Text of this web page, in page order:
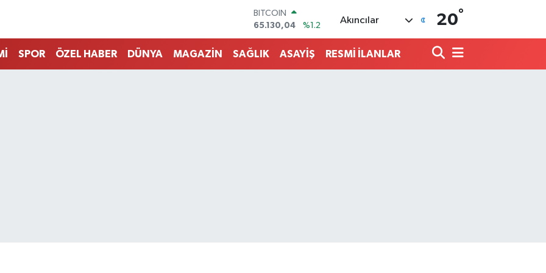
DOLAR
47,7106
%0.17
EURO
55,1652
%0.27
Akıncılar 20°
SPOR ÖZEL HABER DÜNYA MAGAZİN SAĞLIK ASAYİŞ RESMİ İLANLAR